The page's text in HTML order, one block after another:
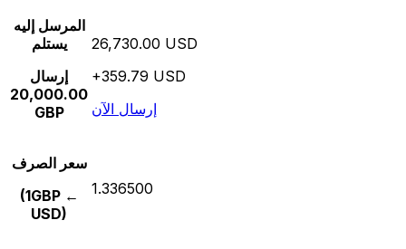
المرسل إليه
يستلم
إرسال
20,000.00
GBP
26,730.00 USD
+359.79 USD
إرسال الآن
سعر الصرف
(1GBP ←
USD)
1.336500